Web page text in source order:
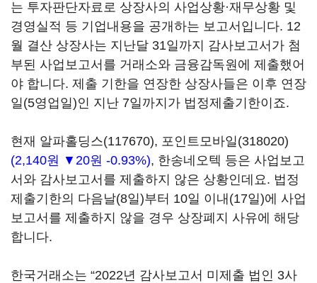
는 투자판단자료로 상장사의 사업상황·재무상황 및
경영실적 등 기업내용을 공개하는 보고서입니다. 12
월 결산 상장사는 지난달 31일까지 감사보고서가 첨
부된 사업보고서를 거래소와 금융감독원에 제출했어
야 합니다. 제출 기한을 연장한 상장사들은 이후 연장
일(5영업일)인 지난 7일까지가 법정제출기한이죠.
현재 알파홀딩스(117670), 포인트모바일(318020)
(2,140원 ▼20원 -0.93%), 한송네오텍 등은 사업보고
서와 감사보고서를 제출하지 않은 상황인데요. 법정
제출기한의 다음날(8일)부터 10일 이내(17일)에 사업
보고서를 제출하지 않을 경우 상장폐지 사유에 해당
합니다.
한국거래소는 “2022년 감사보고서 미제출 법인 3사